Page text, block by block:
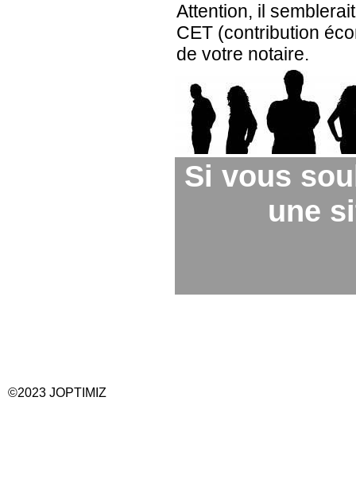
Attention, il
CET (contribution
de votre notaire.
Si vous
une
©2023 JOPTIMIZ